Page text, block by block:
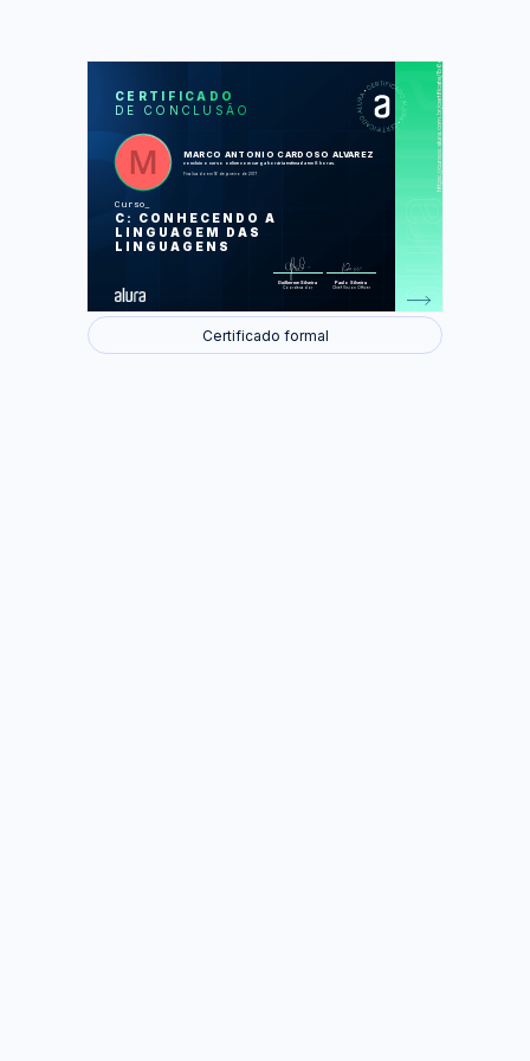
CERTIFICADO
DE CONCLUSÃO
MARCO ANTONIO CARDOSO ALVAREZ
concluiu o curso online com carga horária estimada em 8 horas.
Finalizado em 16 de janeiro de 2017
Curso
C: CONHECENDO A
LINGUAGEM DAS
LINGUAGENS
Guilherme Silveira
Coordenador
Paulo Silveira
Chief Vision Officer
https://cursos.alura.com.br/certificate/1b6e96c8-840b-4da2-b0a5-0572d72975e3
LAS
Começando com Variáveis
Condicionais e Loops com Ifs, Fors e
Tipos de Dados e Operações
Certificado formal